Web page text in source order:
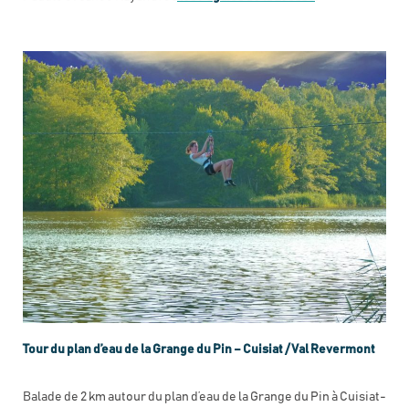
Tour du plan d’eau de la Grange du Pin – Cuisiat / Val Revermont
Balade de 2 km autour du plan d’eau de la Grange du Pin à Cuisiat-